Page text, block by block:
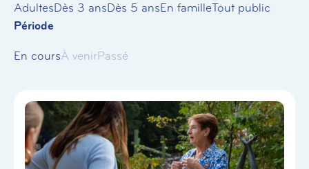
AdultesDès 3 ansDès 5 ansEn familleTout public
Période
En coursÀ venirPassé